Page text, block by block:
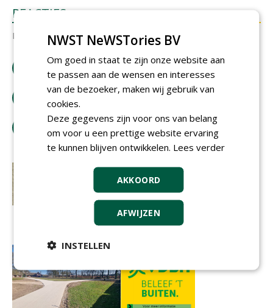
REACTIES
Er zijn nog geen reacties.
download artikel
bestel tijdschrift
tip de redactie
NWST NeWSTories BV
Om goed in staat te zijn onze website aan
te passen aan de wensen en interesses
van de bezoeker, maken wij gebruik van
cookies.
Deze gegevens zijn voor ons van belang
om voor u een prettige website ervaring
te kunnen blijven ontwikkelen. Lees verder
AKKOORD
AFWIJZEN
INSTELLEN